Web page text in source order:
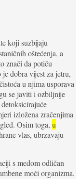
koji suzbijaju
oštećenja, a
znači da potiču
dobra vijest za jetru,
u njima usporava
se javiti i ozbiljnije
izložena zračenjima
Osim toga, u
vlas, ubrzavaju
s medom odličan
moći organizma.